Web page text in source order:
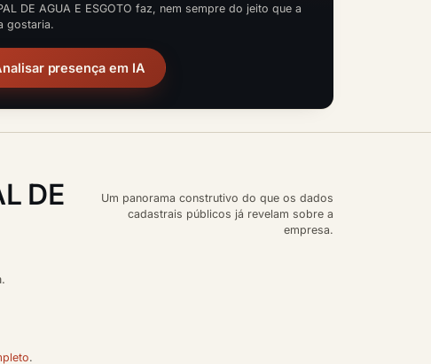
DE AGUA E ESGOTO faz, nem sempre do jeito que a
gostaria.
presença em IA
DE
Um panorama construtivo do que os dados
cadastrais públicos já revelam sobre a
empresa.
.